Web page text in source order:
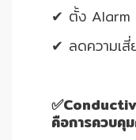
✔ ตั้ง Alarm
✔ ลดความเสี่
คือการควบคุ